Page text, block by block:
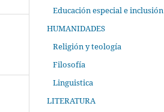
Educación especial e inclusión
HUMANIDADES
Religión y teología
Filosofía
Linguistica
LITERATURA